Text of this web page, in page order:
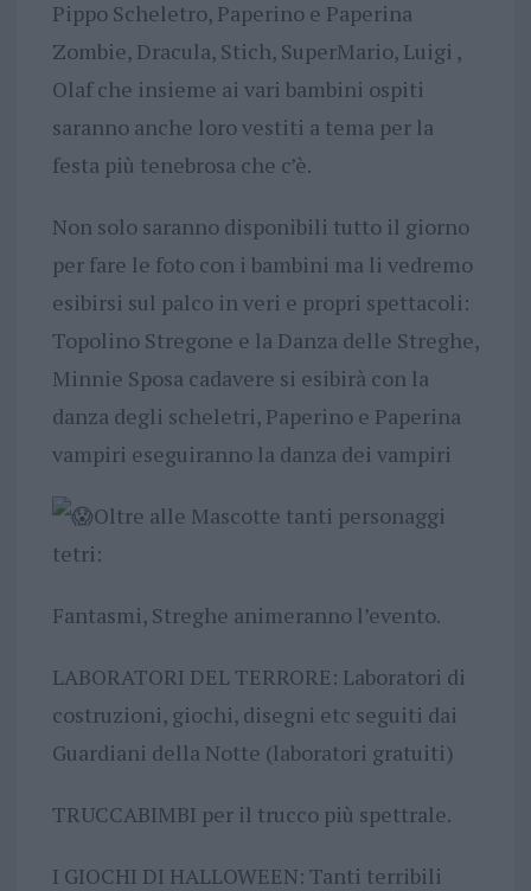
Pippo Scheletro, Paperino e Paperina
Zombie, Dracula, Stich, SuperMario, Luigi ,
Olaf che insieme ai vari bambini ospiti
saranno anche loro vestiti a tema per la
festa più tenebrosa che c’è.
Non solo saranno disponibili tutto il giorno
per fare le foto con i bambini ma li vedremo
esibirsi sul palco in veri e propri spettacoli:
Topolino Stregone e la Danza delle Streghe,
Minnie Sposa cadavere si esibirà con la
danza degli scheletri, Paperino e Paperina
vampiri eseguiranno la danza dei vampiri
Oltre alle Mascotte tanti personaggi
tetri:
Fantasmi, Streghe animeranno l’evento.
LABORATORI DEL TERRORE: Laboratori di
costruzioni, giochi, disegni etc seguiti dai
Guardiani della Notte (laboratori gratuiti)
TRUCCABIMBI per il trucco più spettrale.
I GIOCHI DI HALLOWEEN: Tanti terribili